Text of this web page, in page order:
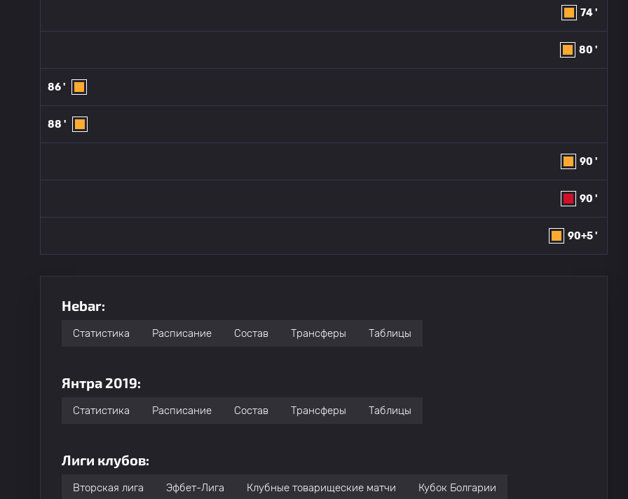
74 '
80 '
86 '
88 '
90 '
90 '
90+5 '
Hebar:
Статистика Расписание Состав Трансферы Таблицы
Янтра 2019:
Статистика Расписание Состав Трансферы Таблицы
Лиги клубов:
Вторская лига Эфбет-Лига Клубные товарищеские матчи Кубок Болгарии